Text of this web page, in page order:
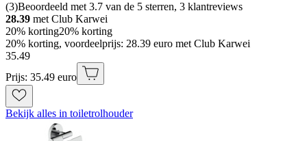
(3)Beoordeeld met 3.7 van de 5 sterren, 3 klantreviews
28.39 met Club Karwei
20% korting20% korting
20% korting, voordeelprijs: 28.39 euro met Club Karwei
35.49
Prijs: 35.49 euro
Bekijk alles in toiletrolhouder